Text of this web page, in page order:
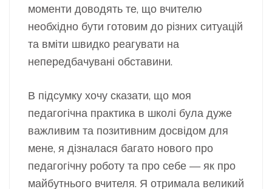
моменти доводять те, що вчителю
необхідно бути готовим до різних ситуацій
та вміти швидко реагувати на
непередбачувані обставини.
В підсумку хочу сказати, що моя
педагогічна практика в школі була дуже
важливим та позитивним досвідом для
мене, я дізналася багато нового про
педагогічну роботу та про себе — як про
майбутнього вчителя. Я отримала великий